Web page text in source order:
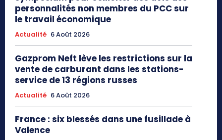
personnalités non membres du PCC sur
le travail économique
Actualité 6 Août 2026
Gazprom Neft lève les restrictions sur la
vente de carburant dans les stations-
service de 13 régions russes
Actualité 6 Août 2026
France : six blessés dans une fusillade à
Valence